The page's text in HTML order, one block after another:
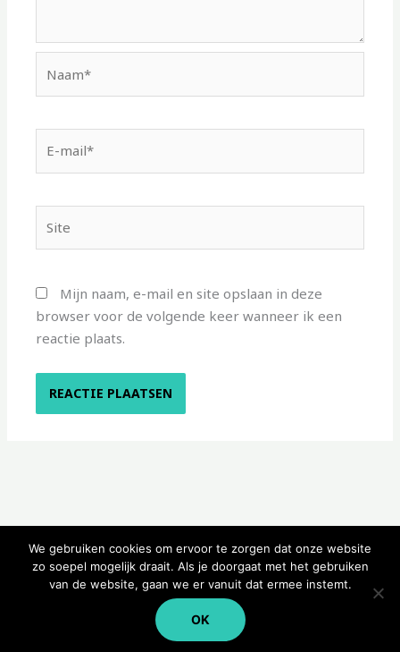
mail*
Mijn naam, e-mail en site opslaan in deze
browser voor de volgende keer wanneer ik een
reactie plaats.
Copyright © 2026 Kampeerwinkeltje
We gebruiken cookies om ervoor te zorgen dat onze website
zo soepel mogelijk draait. Als je doorgaat met het gebruiken
van de website, gaan we er vanuit dat ermee instemt.
OK